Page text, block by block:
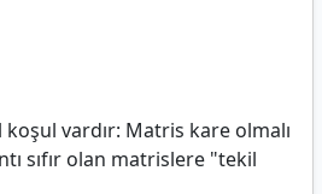
vardır: Matris kare olmalı
sıfır olan matrislere "tekil